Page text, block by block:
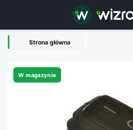
Strona główna
W magazynie